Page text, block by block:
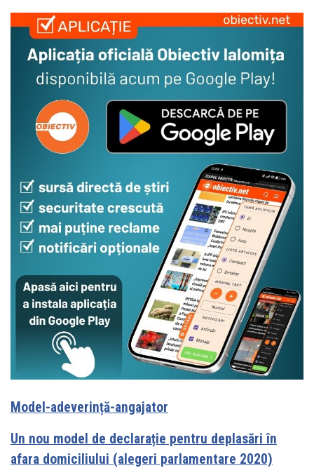
Model-adeverință-angajator
Un nou model de declarație pentru deplasări în
afara domiciliului (alegeri parlamentare 2020)